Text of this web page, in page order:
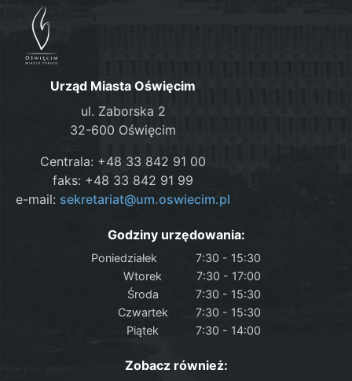
Urząd Miasta Oświęcim
ul. Zaborska 2
32-600 Oświęcim
Centrala: +48 33 842 91 00
faks: +48 33 842 91 99
e-mail: sekretariat@um.oswiecim.pl
Godziny urzędowania:
Poniedziałek
7:30 - 15:30
Wtorek
7:30 - 17:00
Środa
7:30 - 15:30
Czwartek
7:30 - 15:30
Piątek
7:30 - 14:00
Zobacz również: